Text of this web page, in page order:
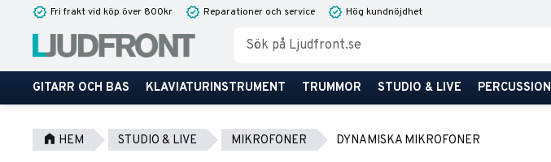
Fri frakt vid köp över 800kr Reparationer och service Hög kundnöjdhet
GITARR OCH BAS KLAVIATURINSTRUMENT TRUMMOR STUDIO & LIVE PERCUSSION
HEM STUDIO & LIVE MIKROFONER DYNAMISKA MIKROFONER